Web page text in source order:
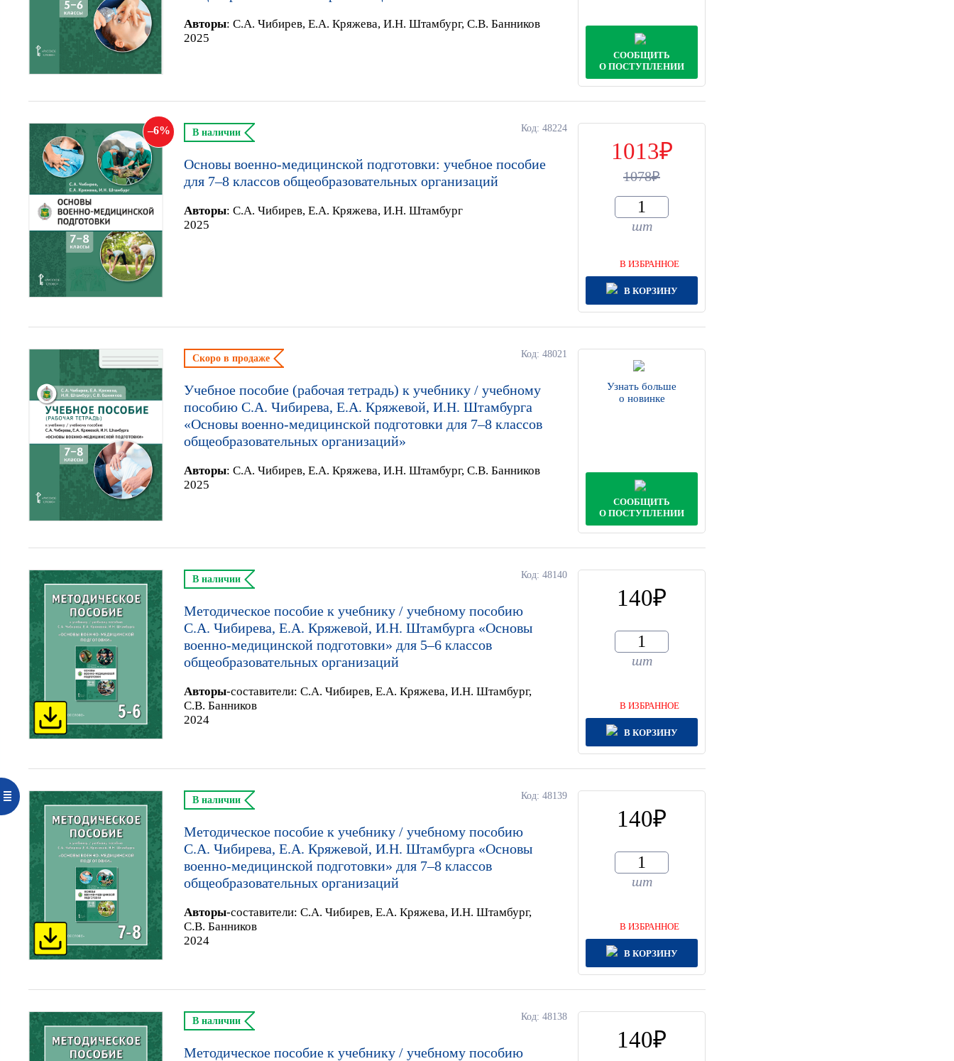
Авторы: С.А. Чибирев, Е.А. Кряжева, И.Н. Штамбург, С.В. Банников
2025
СООБЩИТЬ
О ПОСТУПЛЕНИИ
6 Код: 48224
В наличии
Основы военно-медицинской подготовки: учебное пособие
для 7–8 классов общеобразовательных организаций
Авторы: С.А. Чибирев, Е.А. Кряжева, И.Н. Штамбург
2025
1013
1078
шт
В ИЗБРАННОЕ
В КОРЗИНУ
Код: 48021
Скоро в продаже
Учебное пособие (рабочая тетрадь) к учебнику / учебному
пособию С.А. Чибирева, Е.А. Кряжевой, И.Н. Штамбурга
«Основы военно-медицинской подготовки для 7–8 классов
общеобразовательных организаций»
Авторы: С.А. Чибирев, Е.А. Кряжева, И.Н. Штамбург, С.В. Банников
2025
Узнать больше
о новинке
СООБЩИТЬ
О ПОСТУПЛЕНИИ
Код: 48140
В наличии
Методическое пособие к учебнику / учебному пособию
С.А. Чибирева, Е.А. Кряжевой, И.Н. Штамбурга «Основы
военно-медицинской подготовки» для 5–6 классов
общеобразовательных организаций
Авторы-составители: С.А. Чибирев, Е.А. Кряжева, И.Н. Штамбург,
С.В. Банников
2024
140
шт
В ИЗБРАННОЕ
В КОРЗИНУ
Код: 48139
В наличии
Методическое пособие к учебнику / учебному пособию
С.А. Чибирева, Е.А. Кряжевой, И.Н. Штамбурга «Основы
военно-медицинской подготовки» для 7–8 классов
общеобразовательных организаций
Авторы-составители: С.А. Чибирев, Е.А. Кряжева, И.Н. Штамбург,
С.В. Банников
2024
140
шт
В ИЗБРАННОЕ
В КОРЗИНУ
Код: 48138
В наличии
Методическое пособие к учебнику / учебному пособию
140